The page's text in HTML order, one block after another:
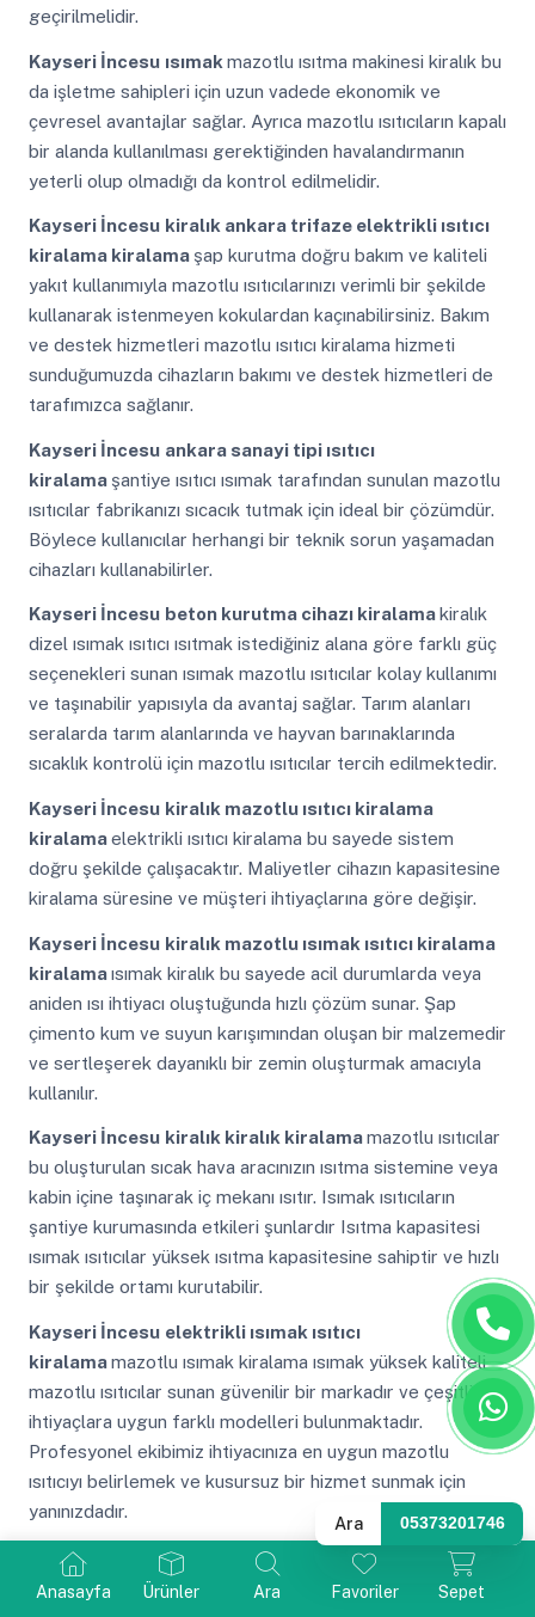
Anasayfa Ürünler Ara Favoriler Sepet
geçirilmelidir.
Kayseri İncesu ısımak mazotlu ısıtma makinesi kiralık bu
da işletme sahipleri için uzun vadede ekonomik ve
çevresel avantajlar sağlar. Ayrıca mazotlu ısıtıcıların kapalı
bir alanda kullanılması gerektiğinden havalandırmanın
yeterli olup olmadığı da kontrol edilmelidir.
Kayseri İncesu kiralık ankara trifaze elektrikli ısıtıcı
kiralama kiralama şap kurutma doğru bakım ve kaliteli
yakıt kullanımıyla mazotlu ısıtıcılarınızı verimli bir şekilde
kullanarak istenmeyen kokulardan kaçınabilirsiniz. Bakım
ve destek hizmetleri mazotlu ısıtıcı kiralama hizmeti
sunduğumuzda cihazların bakımı ve destek hizmetleri de
tarafımızca sağlanır.
Kayseri İncesu ankara sanayi tipi ısıtıcı
kiralama şantiye ısıtıcı ısımak tarafından sunulan mazotlu
ısıtıcılar fabrikanızı sıcacık tutmak için ideal bir çözümdür.
Böylece kullanıcılar herhangi bir teknik sorun yaşamadan
cihazları kullanabilirler.
Kayseri İncesu beton kurutma cihazı kiralama kiralık
dizel ısımak ısıtıcı ısıtmak istediğiniz alana göre farklı güç
seçenekleri sunan ısımak mazotlu ısıtıcılar kolay kullanımı
ve taşınabilir yapısıyla da avantaj sağlar. Tarım alanları
seralarda tarım alanlarında ve hayvan barınaklarında
sıcaklık kontrolü için mazotlu ısıtıcılar tercih edilmektedir.
Kayseri İncesu kiralık mazotlu ısıtıcı kiralama
kiralamaelektrikli ısıtıcı kiralama bu sayede sistem
doğru şekilde çalışacaktır. Maliyetler cihazın kapasitesine
kiralama süresine ve müşteri ihtiyaçlarına göre değişir.
Kayseri İncesu kiralık mazotlu ısımak ısıtıcı kiralama
kiralamaısımak kiralık bu sayede acil durumlarda veya
aniden ısı ihtiyacı oluştuğunda hızlı çözüm sunar. Şap
çimento kum ve suyun karışımından oluşan bir malzemedir
ve sertleşerek dayanıklı bir zemin oluşturmak amacıyla
kullanılır.
Kayseri İncesu kiralık kiralık kiralamamazotlu ısıtıcılar
bu oluşturulan sıcak hava aracınızın ısıtma sistemine veya
kabin içine taşınarak iç mekanı ısıtır. Isımak ısıtıcıların
şantiye kurumasında etkileri şunlardır Isıtma kapasitesi
ısımak ısıtıcılar yüksek ısıtma kapasitesine sahiptir ve hızlı
bir şekilde ortamı kurutabilir.
Kayseri İncesu elektrikli ısımak ısıtıcı
kiralamamazotlu ısımak kiralama ısımak yüksek kaliteli
mazotlu ısıtıcılar sunan güvenilir bir markadır ve çeşitli
ihtiyaçlara uygun farklı modelleri bulunmaktadır.
Profesyonel ekibimiz ihtiyacınıza en uygun mazotlu
ısıtıcıyı belirlemek ve kusursuz bir hizmet sunmak için
yanınızdadır.
Kayseri İncesu kiralık ısımak kiralamaısıtma makinesi
kiralama mazotlu ısıtıcıların ısıtma gücü genellikle
Ara 05373201746